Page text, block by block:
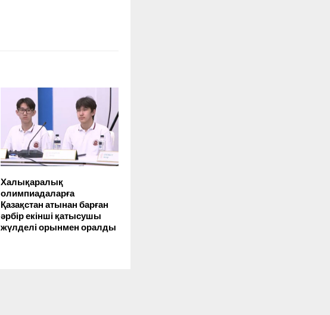
Халықаралық
олимпиадаларға
Қазақстан атынан барған
әрбір екінші қатысушы
жүлделі орынмен оралды